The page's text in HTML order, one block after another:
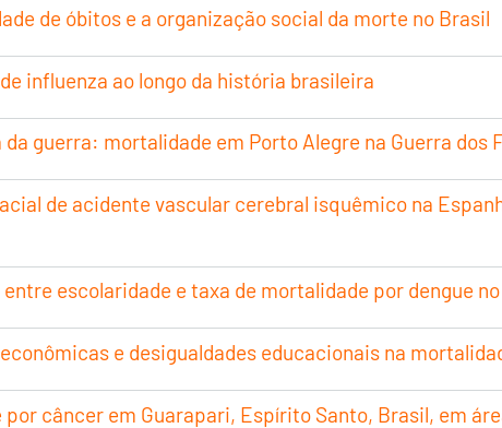
de óbitos e a organização social da morte no Brasil
influenza ao longo da história brasileira
guerra: mortalidade em Porto Alegre na Guerra dos
de acidente vascular cerebral isquêmico na
escolaridade e taxa de mortalidade por dengue
e desigualdades educacionais na
por câncer em Guarapari, Espírito Santo, Brasil, em